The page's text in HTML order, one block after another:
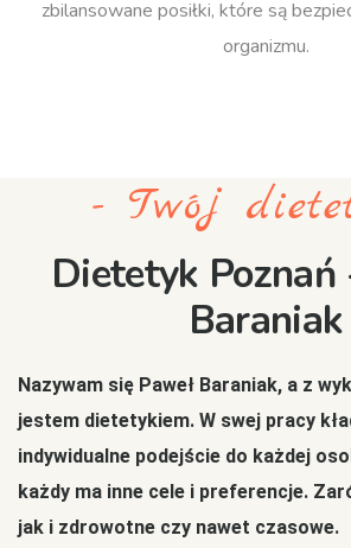
zbilansowane posiłki, które są
organizmu.
- Twój
Dietetyk Poznań
Baraniak
Nazywam się Paweł Baraniak, a z
jestem dietetykiem. W swej pracy
indywidualne podejście do każdej
każdy ma inne cele i preferencje.
jak i zdrowotne czy nawet czasowe.